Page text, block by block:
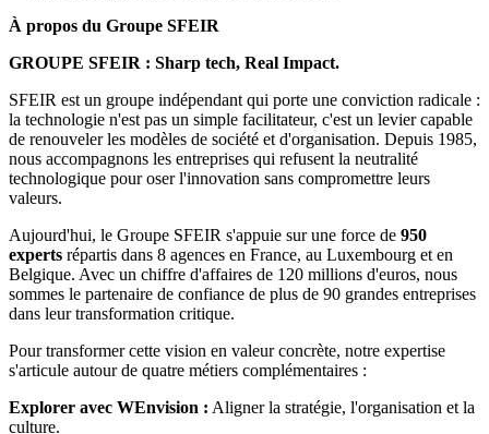
À propos du Groupe SFEIR
GROUPE SFEIR : Sharp tech, Real Impact.
SFEIR est un groupe indépendant qui porte une conviction radicale :
la technologie n'est pas un simple facilitateur, c'est un levier capable
de renouveler les modèles de société et d'organisation. Depuis 1985,
nous accompagnons les entreprises qui refusent la neutralité
technologique pour oser l'innovation sans compromettre leurs
valeurs.
Aujourd'hui, le Groupe SFEIR s'appuie sur une force de 950
experts répartis dans 8 agences en France, au Luxembourg et en
Belgique. Avec un chiffre d'affaires de 120 millions d'euros, nous
sommes le partenaire de confiance de plus de 90 grandes entreprises
dans leur transformation critique.
Pour transformer cette vision en valeur concrète, notre expertise
s'articule autour de quatre métiers complémentaires :
Explorer avec WEnvision : Aligner la stratégie, l'organisation et la
culture.